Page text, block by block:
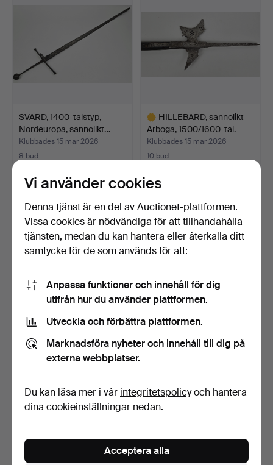
SVÄRD, 1400-talstyp,
Nordeuropa, sannolikt…
Klubbades 15 mar 2026
8 bud
HILLEBARD, sannolikt
Arboga, 1500/1600-tal.
Klubbades 15 mar 2026
10 bud
Utvalt
STUDSARPISTOL MED
Klubbades 15 mar 2026
SLAGLÅSREVOLVER, så
Klubbades 15 mar 2026
Vi använder cookies
Denna tjänst är en del av Auctionet-plattformen.
Vissa cookies är nödvändiga för att tillhandahålla
tjänsten, medan du kan hantera eller återkalla ditt
samtycke för de som används för att:
Anpassa funktioner och innehåll för dig
utifrån hur du använder plattformen.
Utveckla och förbättra plattformen.
Marknadsföra nyheter och innehåll till dig på
externa webbplatser.
Du kan läsa mer i vår integritetspolicyoch hantera
dina cookieinställningar nedan.
Acceptera alla